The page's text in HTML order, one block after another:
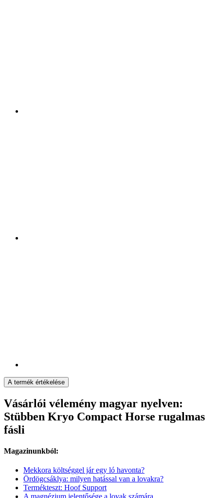
A termék értékelése
Vásárlói vélemény magyar nyelven:
Stübben Kryo Compact Horse rugalmas
fásli
Magazinunkból:
Mekkora költséggel jár egy ló havonta?
Ördögcsáklya: milyen hatással van a lovakra?
Termékteszt: Hoof Support
A magnézium jelentősége a lovak számára